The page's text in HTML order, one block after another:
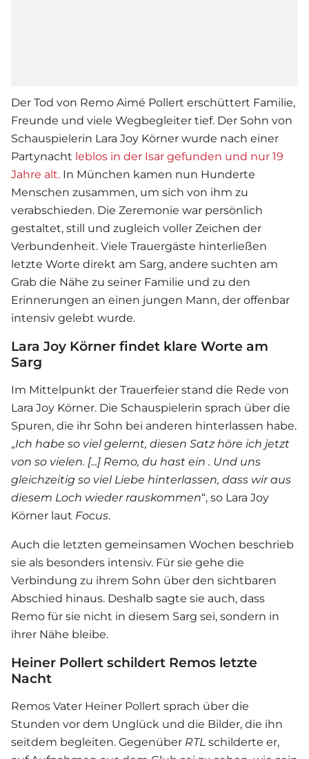
Der Tod von Remo Aimé Pollert erschüttert Familie,
Freunde und viele Wegbegleiter tief. Der Sohn von
Schauspielerin Lara Joy Körner wurde nach einer
Partynacht leblos in der Isar gefunden und nur 19
Jahre alt. In München kamen nun Hunderte
Menschen zusammen, um sich von ihm zu
verabschieden. Die Zeremonie war persönlich
gestaltet, still und zugleich voller Zeichen der
Verbundenheit. Viele Trauergäste hinterließen
letzte Worte direkt am Sarg, andere suchten am
Grab die Nähe zu seiner Familie und zu den
Erinnerungen an einen jungen Mann, der offenbar
intensiv gelebt wurde.
Lara Joy Körner findet klare Worte am
Sarg
Im Mittelpunkt der Trauerfeier stand die Rede von
Lara Joy Körner. Die Schauspielerin sprach über die
Spuren, die ihr Sohn bei anderen hinterlassen habe.
„Ich habe so viel gelernt, diesen Satz höre ich jetzt
von so vielen. [...] Remo, du hast ein . Und uns
gleichzeitig so viel Liebe hinterlassen, dass wir aus
diesem Loch wieder rauskommen“, so Lara Joy
Körner laut Focus.
Auch die letzten gemeinsamen Wochen beschrieb
sie als besonders intensiv. Für sie gehe die
Verbindung zu ihrem Sohn über den sichtbaren
Abschied hinaus. Deshalb sagte sie auch, dass
Remo für sie nicht in diesem Sarg sei, sondern in
ihrer Nähe bleibe.
Heiner Pollert schildert Remos letzte
Nacht
Remos Vater Heiner Pollert sprach über die
Stunden vor dem Unglück und die Bilder, die ihn
seitdem begleiten. Gegenüber RTL schilderte er,